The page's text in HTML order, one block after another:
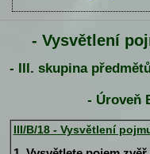
- Vysvětlení
- III. skupina
- Úroveň
III/B/18 - Vysvětlení